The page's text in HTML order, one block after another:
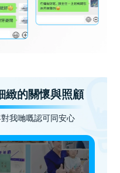
緻的關懷與照顧
我哋嘅認可同安心